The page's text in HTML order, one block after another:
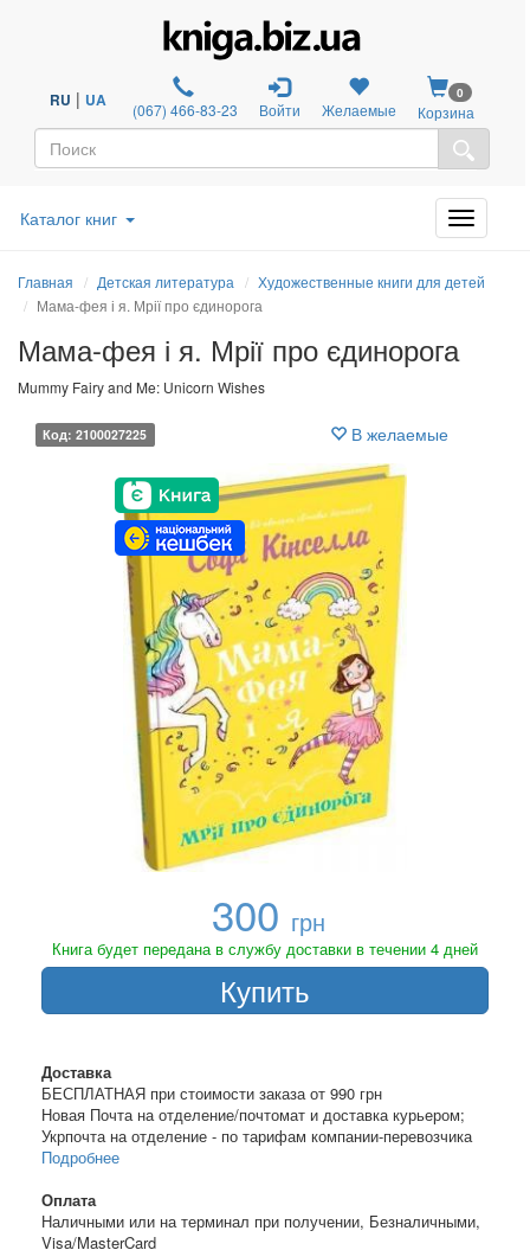
RU | UA (067) 466-83-23 Войти Желаемые
0
Корзина
Каталог книг
Главная Детская литература
Художественные книги для детей
Мама-фея і я. Мрії про єдинорога
Мама-фея і я. Мрії про єдинорога
Mummy Fairy and Me: Unicorn Wishes
Код: 2100027225 В желаемые
300 грн
Книга будет передана в службу доставки в течении 4 дней
Купить
Доставка
БЕСПЛАТНАЯ при стоимости заказа от 990 грн
Новая Почта на отделение/почтомат и доставка курьером;
Укрпочта на отделение - по тарифам компании-перевозчика
Подробнее
Оплата
Наличными или на терминал при получении, Безналичными,
Visa/MasterCard